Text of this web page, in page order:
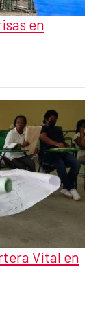
en
Vital en